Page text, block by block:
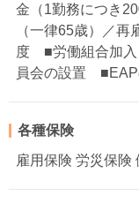
金（1勤務につき
（一律65歳）／
度 ■労働組合加
員会の設置
各種保険
雇用保険 労災保険